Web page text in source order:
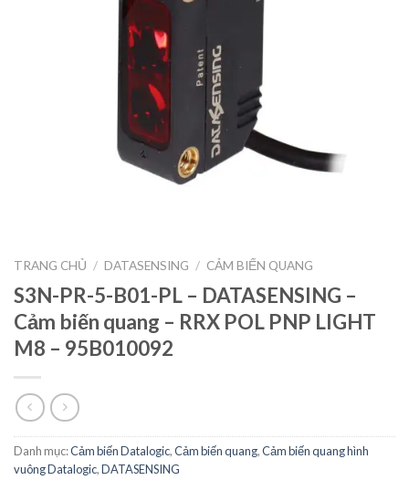
TRANG CHỦ / DATASENSING / CẢM BIẾN QUANG
S3N-PR-5-B01-PL – DATASENSING –
Cảm biến quang – RRX POL PNP LIGHT
M8 – 95B010092
Danh mục:Cảm biến Datalogic,Cảm biến quang,Cảm biến quang hình
vuông Datalogic,DATASENSING